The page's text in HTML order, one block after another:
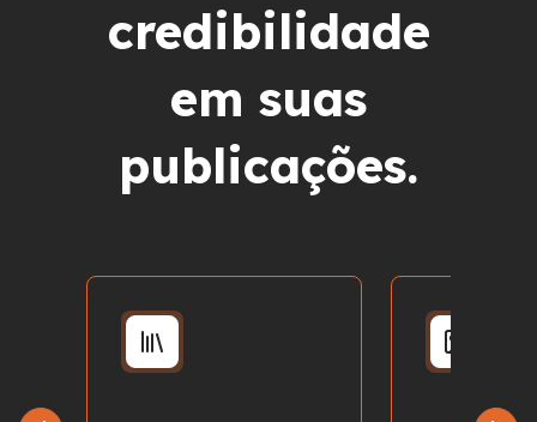
credibilidade
em suas
publicações.